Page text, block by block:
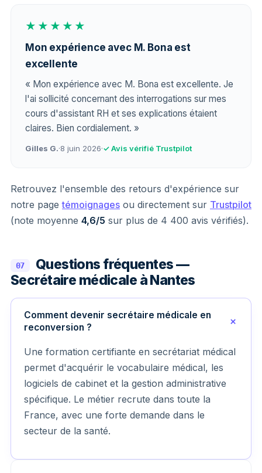
★★★★★
Mon expérience avec M. Bona est
excellente
« Mon expérience avec M. Bona est excellente. Je
l'ai sollicité concernant des interrogations sur mes
cours d'assistant RH et ses explications étaient
claires. Bien cordialement. »
Gilles G.·8 juin 2026·✓ Avis vérifié Trustpilot
Retrouvez l'ensemble des retours d'expérience sur
notre pagetémoignages ou directement sur Trustpilot
(note moyenne 4,6/5 sur plus de 4 400 avis vérifiés).
07
Questions fréquentes —
Secrétaire médicale à Nantes
Comment devenir secrétaire médicale en
reconversion ?
Une formation certifiante en secrétariat médical
permet d'acquérir le vocabulaire médical, les
logiciels de cabinet et la gestion administrative
spécifique. Le métier recrute dans toute la
France, avec une forte demande dans le
secteur de la santé.